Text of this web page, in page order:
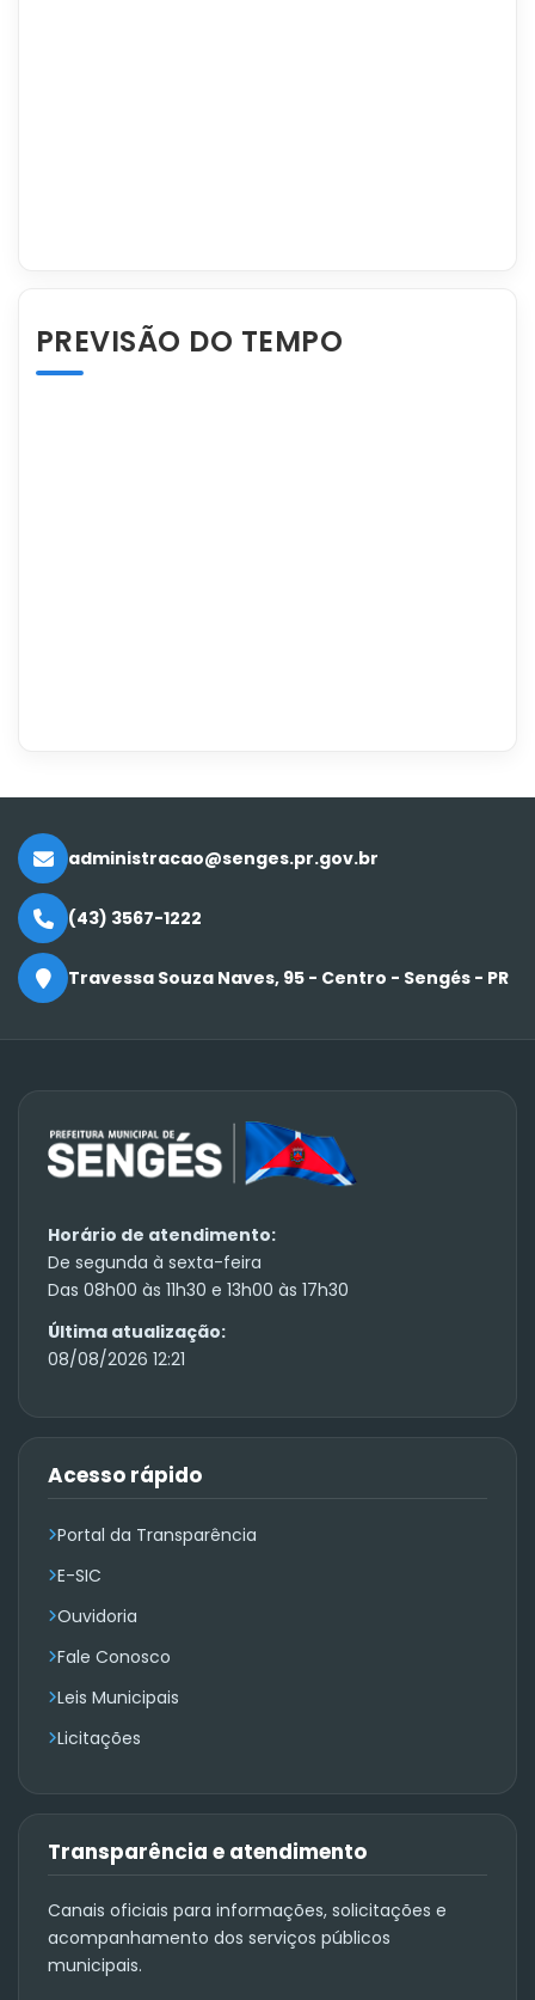
PREVISÃO DO TEMPO
administracao@senges.pr.gov.br
(43) 3567-1222
Travessa Souza Naves, 95 - Centro - Sengés - PR
Horário de atendimento:
De segunda à sexta-feira
Das 08h00 às 11h30 e 13h00 às 17h30
Última atualização:
08/08/2026 12:21
Acesso rápido
Portal da Transparência
E-SIC
Ouvidoria
Fale Conosco
Leis Municipais
Licitações
Transparência e atendimento
Canais oficiais para informações, solicitações e
acompanhamento dos serviços públicos
municipais.